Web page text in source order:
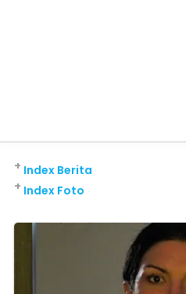
Index Berita
+
Index Foto
+